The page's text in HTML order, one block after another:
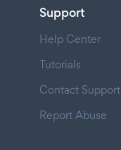
Support
Help Center
Tutorials
Contact Support
Report Abuse